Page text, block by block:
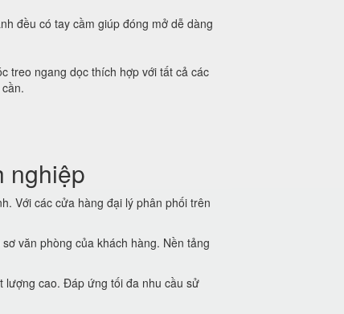
đều có tay cầm giúp đóng mở dễ dàng
treo ngang dọc thích hợp với tất cả các
nghiệp
Với các cửa hàng đại lý phân phối trên
văn phòng của khách hàng. Nền tảng
lượng cao. Đáp ứng tối đa nhu cầu sử